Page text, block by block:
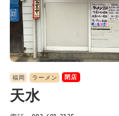
福岡 ラーメン 閉店
天水